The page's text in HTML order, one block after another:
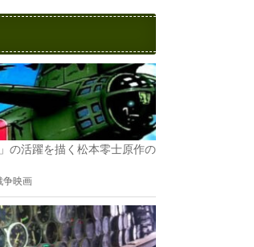
の活躍を描く松本零士原作の
争映画